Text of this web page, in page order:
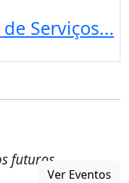
Serviços...
futuros
Ver Eventos